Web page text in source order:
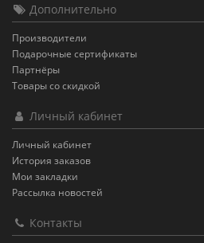
Дополнительно
Производители
Подарочные сертификаты
Партнёры
Товары со скидкой
Личный кабинет
Личный кабинет
История заказов
Мои закладки
Рассылка новостей
Контакты